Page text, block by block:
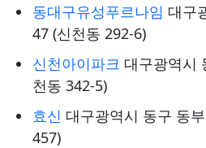
동대구유성푸르나임 대구
47 (신천동 292-6)
신천아이파크 대구광역시
천동 342-5)
효신 대구광역시 동구 동
457)